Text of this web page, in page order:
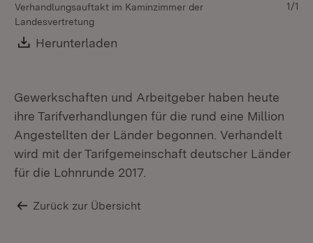
Verhandlungsauftakt im Kaminzimmer der
Landesvertretung
Download:
Herunterladen
1/1
Gewerkschaften und Arbeitgeber haben heute
ihre Tarifverhandlungen für die rund eine Million
Angestellten der Länder begonnen. Verhandelt
wird mit der Tarifgemeinschaft deutscher Länder
für die Lohnrunde 2017.
Zurück zur Übersicht